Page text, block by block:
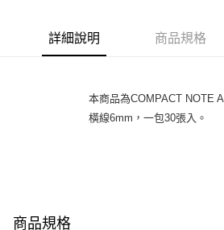
詳細說明 商品規格
本商品為COMPACT NOTE
橫線6mm，一包30張入。
商品規格